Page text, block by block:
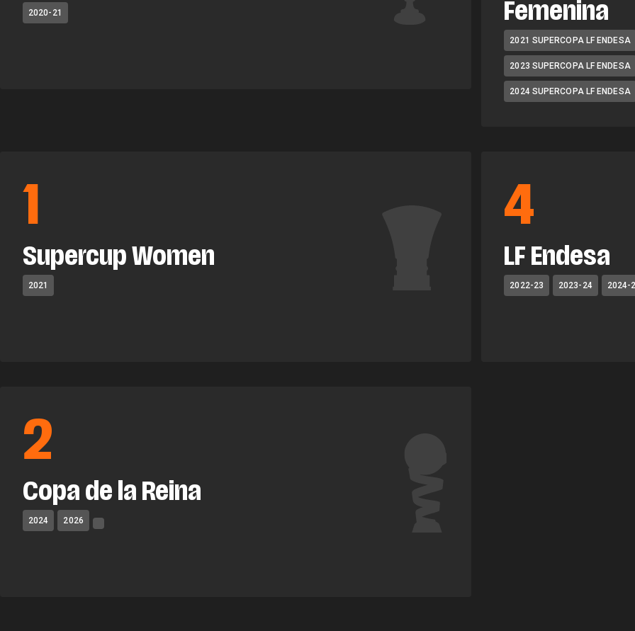
2020-21
Femenina
2021 SUPERCOPA LF ENDESA
2023 SUPERCOPA LF ENDESA
2024 SUPERCOPA LF ENDESA
1
Supercup Women
2021
4
LF Endesa
2022-23 2023-24 2024-
2
Copa de la Reina
2024 2026